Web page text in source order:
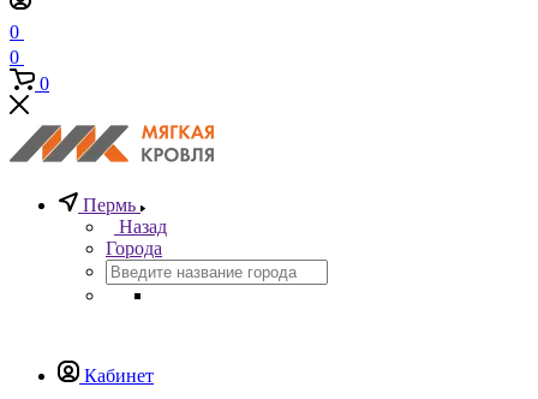
0
0
0
Пермь
Назад
Города
Кабинет